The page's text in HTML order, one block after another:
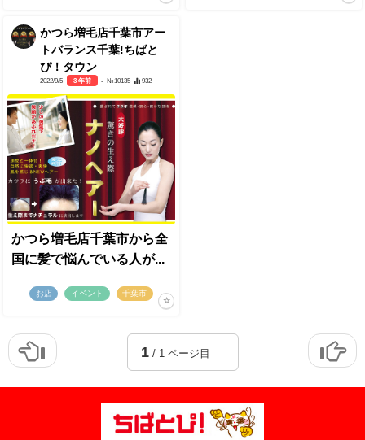
かつら増毛店千葉市アー
トバランス千葉!ちばと
ぴ！タウン
2022/9/5 3 年前 - №10135 932
かつら増毛店千葉市から全
国に髪で悩んでいる人が...
お店 イベント 千葉市
1/ 1 ページ目